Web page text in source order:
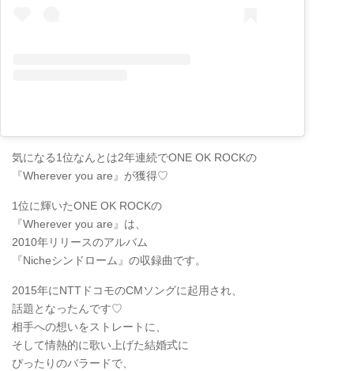
気になる1位なんとは2年連続でONE OK ROCKの
『Wherever you are』が獲得♡
1位に輝いたONE OK ROCKの
『Wherever you are』は、
2010年リリースのアルバム
『Nicheシンドローム』の収録曲です。
2015年にNTTドコモのCMソングに起用され、
話題となったんです♡
相手への想いをストレートに、
そして情熱的に歌い上げた結婚式に
ぴったりのバラードで、